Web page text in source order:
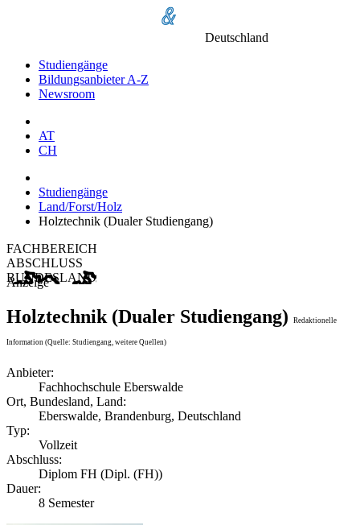
Deutschland
Studiengänge
Bildungsanbieter A-Z
Newsroom
AT
CH
Studiengänge
Land/Forst/Holz
Holztechnik (Dualer Studiengang)
FACHBEREICH
ABSCHLUSS
BUNDESLAND
Anzeige
Holztechnik (Dualer Studiengang) Redaktionelle
Information (Quelle: Studiengang, weitere Quellen)
Anbieter:
Fachhochschule Eberswalde
Ort, Bundesland, Land:
Eberswalde, Brandenburg, Deutschland
Typ:
Vollzeit
Abschluss:
Diplom FH (Dipl. (FH))
Dauer:
8 Semester